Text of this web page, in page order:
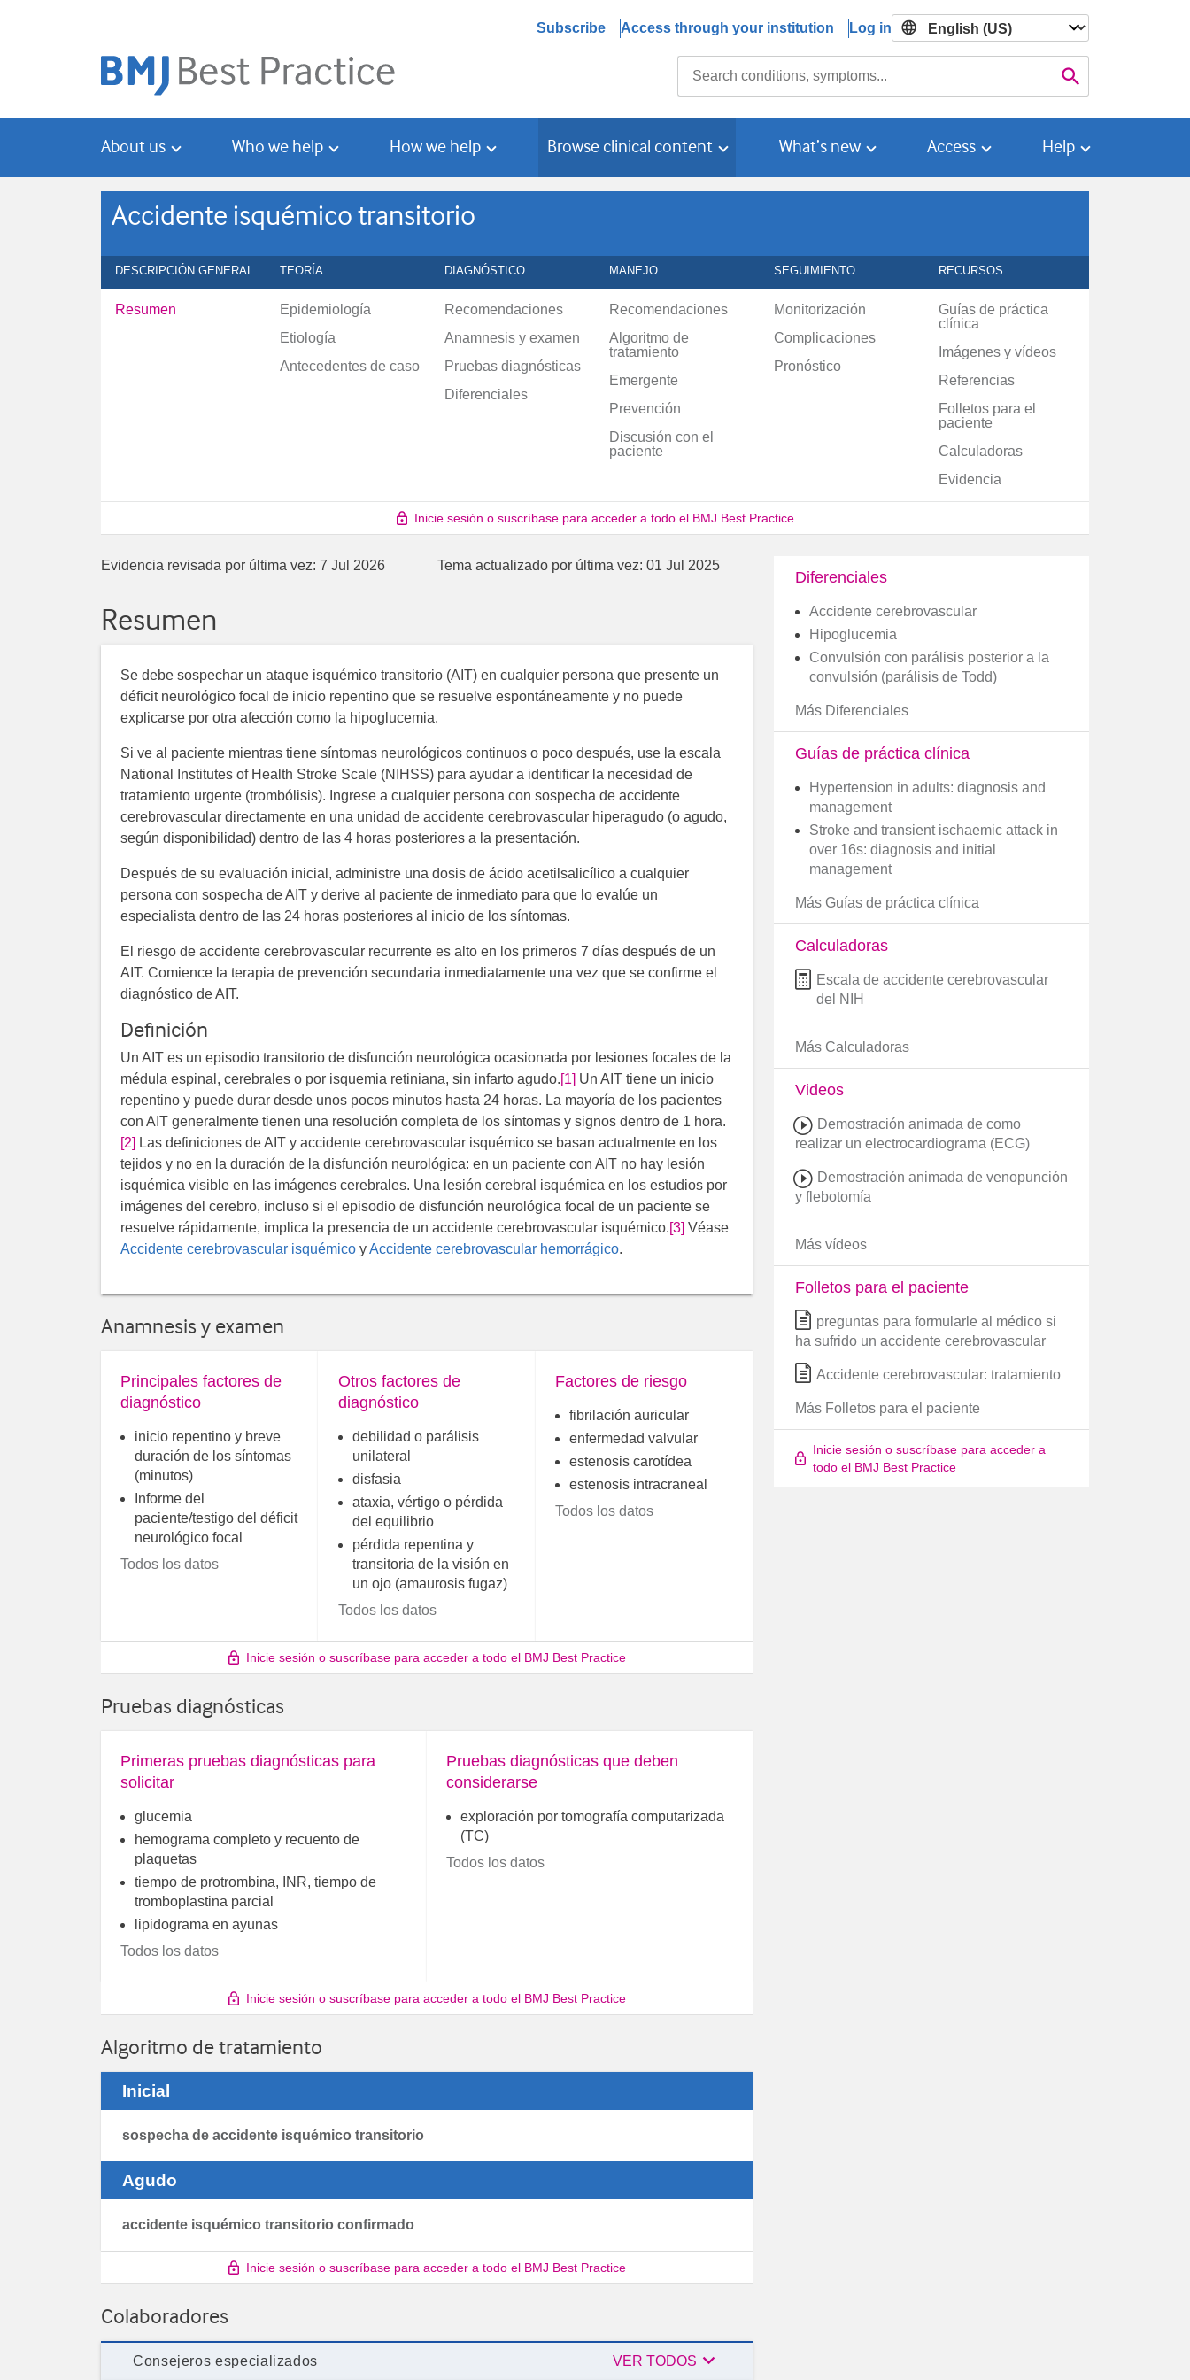
Subscribe Access through your institution Log in

About us Who we help How we help Browse clinical content What’s new Access Help
Accidente isquémico transitorio
DESCRIPCIÓN GENERAL TEORÍA DIAGNÓSTICO MANEJO SEGUIMIENTO RECURSOS
Resumen
Epidemiología
Etiología
Antecedentes de caso
Recomendaciones
Anamnesis y examen
Pruebas diagnósticas
Diferenciales
Recomendaciones
Algoritmo de
tratamiento
Emergente
Prevención
Discusión con el
paciente
Monitorización
Complicaciones
Pronóstico
Guías de práctica
clínica
Imágenes y vídeos
Referencias
Folletos para el
paciente
Calculadoras
Evidencia
Inicie sesión o suscríbase para acceder a todo el BMJ Best Practice
Evidencia revisada por última vez: 7 Jul 2026 Tema actualizado por última vez: 01 Jul 2025
Resumen
Se debe sospechar un ataque isquémico transitorio (AIT) en cualquier persona que presente un
déficit neurológico focal de inicio repentino que se resuelve espontáneamente y no puede
explicarse por otra afección como la hipoglucemia.
Si ve al paciente mientras tiene síntomas neurológicos continuos o poco después, use la escala
National Institutes of Health Stroke Scale (NIHSS) para ayudar a identificar la necesidad de
tratamiento urgente (trombólisis). Ingrese a cualquier persona con sospecha de accidente
cerebrovascular directamente en una unidad de accidente cerebrovascular hiperagudo (o agudo,
según disponibilidad) dentro de las 4 horas posteriores a la presentación.
Después de su evaluación inicial, administre una dosis de ácido acetilsalicílico a cualquier
persona con sospecha de AIT y derive al paciente de inmediato para que lo evalúe un
especialista dentro de las 24 horas posteriores al inicio de los síntomas.
El riesgo de accidente cerebrovascular recurrente es alto en los primeros 7 días después de un
AIT. Comience la terapia de prevención secundaria inmediatamente una vez que se confirme el
diagnóstico de AIT.
Definición
Un AIT es un episodio transitorio de disfunción neurológica ocasionada por lesiones focales de la
médula espinal, cerebrales o por isquemia retiniana, sin infarto agudo.[1] Un AIT tiene un inicio
repentino y puede durar desde unos pocos minutos hasta 24 horas. La mayoría de los pacientes
con AIT generalmente tienen una resolución completa de los síntomas y signos dentro de 1 hora.
[2] Las definiciones de AIT y accidente cerebrovascular isquémico se basan actualmente en los
tejidos y no en la duración de la disfunción neurológica: en un paciente con AIT no hay lesión
isquémica visible en las imágenes cerebrales. Una lesión cerebral isquémica en los estudios por
imágenes del cerebro, incluso si el episodio de disfunción neurológica focal de un paciente se
resuelve rápidamente, implica la presencia de un accidente cerebrovascular isquémico.[3] Véase
Accidente cerebrovascular isquémico yAccidente cerebrovascular hemorrágico.
Anamnesis y examen
Principales factores de
diagnóstico
inicio repentino y breve
duración de los síntomas
(minutos)
Informe del
paciente/testigo del déficit
neurológico focal
Todos los datos
Otros factores de
diagnóstico
debilidad o parálisis
unilateral
disfasia
ataxia, vértigo o pérdida
del equilibrio
pérdida repentina y
transitoria de la visión en
un ojo (amaurosis fugaz)
Todos los datos
Factores de riesgo
fibrilación auricular
enfermedad valvular
estenosis carotídea
estenosis intracraneal
Todos los datos
Inicie sesión o suscríbase para acceder a todo el BMJ Best Practice
Pruebas diagnósticas
Primeras pruebas diagnósticas para
solicitar
glucemia
hemograma completo y recuento de
plaquetas
tiempo de protrombina, INR, tiempo de
tromboplastina parcial
lipidograma en ayunas
Todos los datos
Pruebas diagnósticas que deben
considerarse
exploración por tomografía computarizada
(TC)
Todos los datos
Inicie sesión o suscríbase para acceder a todo el BMJ Best Practice
Algoritmo de tratamiento
Inicial
sospecha de accidente isquémico transitorio
Agudo
accidente isquémico transitorio confirmado
Inicie sesión o suscríbase para acceder a todo el BMJ Best Practice
Colaboradores
Consejeros especializados VER TODOS Consejeros

Diferenciales
Accidente cerebrovascular
Hipoglucemia
Convulsión con parálisis posterior a la
convulsión (parálisis de Todd)
Más Diferenciales
Guías de práctica clínica
Hypertension in adults: diagnosis and
management
Stroke and transient ischaemic attack in
over 16s: diagnosis and initial
management
Más Guías de práctica clínica
Calculadoras
Escala de accidente cerebrovascular
del NIH
Más Calculadoras
Videos
Demostración animada de como
realizar un electrocardiograma (ECG)
Demostración animada de venopunción
y flebotomía
Más vídeos
Folletos para el paciente
preguntas para formularle al médico si
ha sufrido un accidente cerebrovascular
Accidente cerebrovascular: tratamiento
Más Folletos para el paciente
Inicie sesión o suscríbase para acceder a
todo el BMJ Best Practice